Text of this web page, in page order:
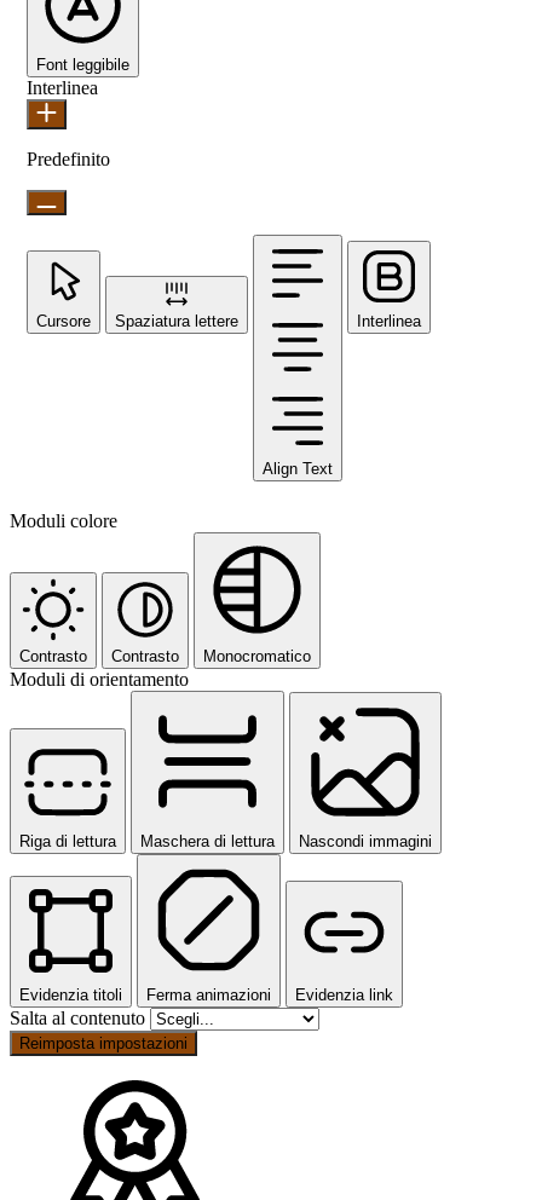
Font leggibile
Interlinea
Predefinito
Cursore Spaziatura lettere
Align Text
Interlinea
Moduli colore
Contrasto Contrasto Monocromatico
Moduli di orientamento
Riga di lettura Maschera di lettura Nascondi immagini
Evidenzia titoli Ferma animazioni Evidenzia link
Salta al contenuto
Reimposta impostazioni